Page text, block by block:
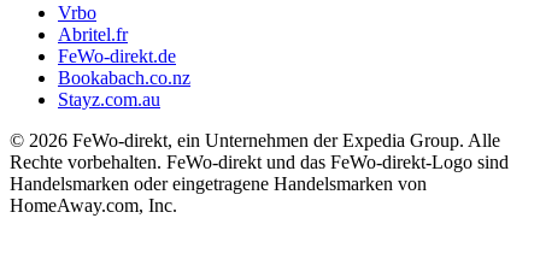
Vrbo
Abritel.fr
FeWo-direkt.de
Bookabach.co.nz
Stayz.com.au
© 2026 FeWo-direkt, ein Unternehmen der Expedia Group. Alle
Rechte vorbehalten. FeWo-direkt und das FeWo-direkt-Logo sind
Handelsmarken oder eingetragene Handelsmarken von
HomeAway.com, Inc.